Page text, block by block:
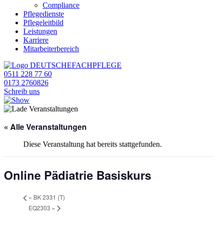
Compliance
Pflegedienste
Pflegeleitbild
Leistungen
Karriere
Mitarbeiterbereich
0511 228 77 60
0173 2760826
Schreib uns
« Alle Veranstaltungen
Diese Veranstaltung hat bereits stattgefunden.
Online Pädiatrie Basiskurs
« BK 2331 (T)
EQ2303 »